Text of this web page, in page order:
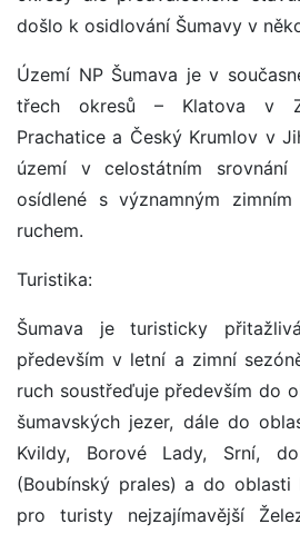
došlo k osidlování Šumavy v
Území NP Šumava je v
třech okresů – Klatova v
Prachatice a Český Krumlov v
území v celostátním
osídlené s významným
ruchem.
Turistika:
Šumava je turisticky
především v letní a zimní
ruch soustřeďuje především do
šumavských jezer, dále do
Kvildy, Borové Lady, Srní,
(Boubínský prales) a do
pro turisty nejzajímavější